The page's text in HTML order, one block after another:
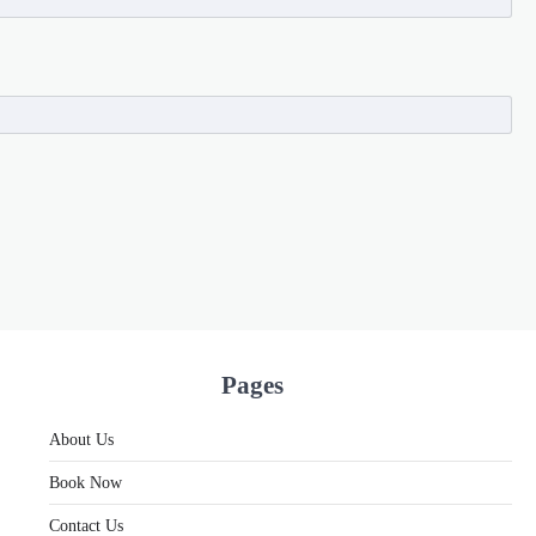
Pages
About Us
Book Now
Contact Us